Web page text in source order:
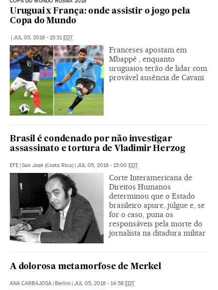
Uruguai x França: onde assistir o jogo pela
Copa do Mundo
| JUL 05, 2018 - 15:31EDT
Franceses apostam em
Mbappé , enquanto
uruguaios terão de lidar com
provável ausência de Cavani
Brasil é condenado por não investigar
assassinato e tortura de Vladimir Herzog
EFE | San José (Costa Rica) | JUL 05, 2018 - 15:00 EDT
Corte Interamericana de
Direitos Humanos
determinou que o Estado
brasileiro apure, julgue e, se
for o caso, puna os
responsáveis pela morte do
jornalista na ditadura militar
A dolorosa metamorfose de Merkel
ANA CARBAJOSA | Berlim | JUL 05, 2018 - 14:58 EDT